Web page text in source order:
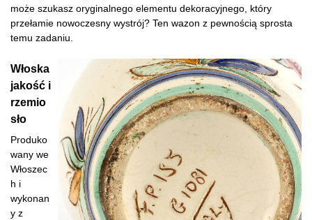
może szukasz oryginalnego elementu dekoracyjnego, który
przełamie nowoczesny wystrój? Ten wazon z pewnością sprosta
temu zadaniu.
Włoska
jakość i
rzemio
sło
Produko
wany we
Włoszec
h i
wykonan
y z